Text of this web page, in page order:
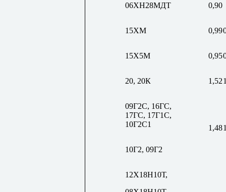
06ХН28МДТ
0,90
15ХМ 0,99
15Х5М 0,95
20, 20К 1,52
09Г2С, 16ГС,
17ГС, 17Г1С,
10Г2С1
1,48
10Г2, 09Г2
12Х18Н10Т,